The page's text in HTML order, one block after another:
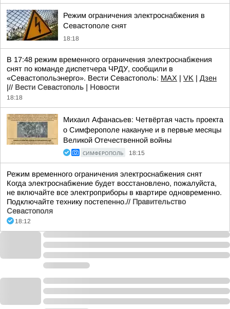
Режим ограничения электроснабжения в
Севастополе снят
18:18
В 17:48 режим временного ограничения электроснабжения
снят по команде диспетчера ЧРДУ, сообщили в
«Севастопольэнерго». Вести Севастополь: MAX | VK | Дзен
|// Вести Севастополь | Новости
18:18
Михаил Афанасьев: Четвёртая часть проекта
о Симферополе накануне и в первые месяцы
Великой Отечественной войны
СИМФЕРОПОЛЬ 18:15
Режим временного ограничения электроснабжения снят
Когда электроснабжение будет восстановлено, пожалуйста,
не включайте все электроприборы в квартире одновременно.
Подключайте технику постепенно.// Правительство
Севастополя
18:12